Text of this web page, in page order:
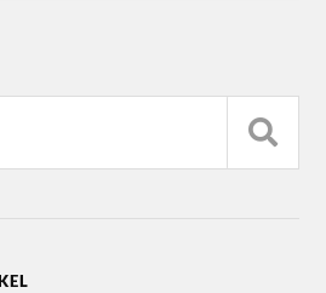
DAS NÄCHSTE MAL